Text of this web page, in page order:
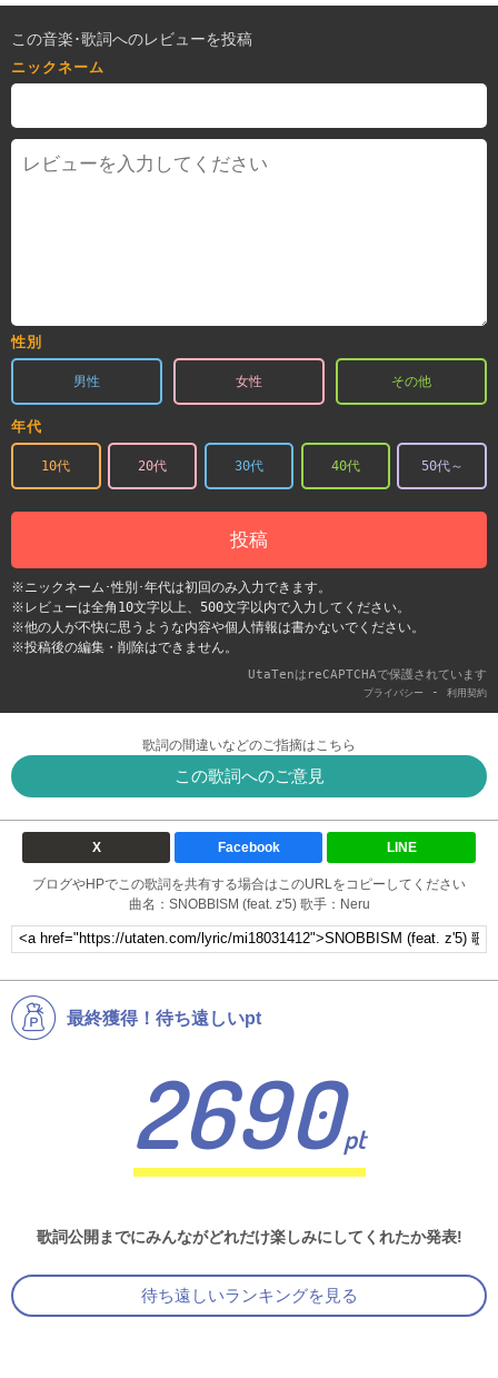
この音楽･歌詞へのレビューを投稿
ニックネーム
性別
男性 女性 その他
年代
10代 20代 30代 40代 50代～
投稿
※ニックネーム･性別･年代は初回のみ入力できます。
※レビューは全角10文字以上、500文字以内で入力してください。
※他の人が不快に思うような内容や個人情報は書かないでください。
※投稿後の編集・削除はできません。
UtaTenはreCAPTCHAで保護されています
プライバシー - 利用契約
歌詞の間違いなどのご指摘はこちら
この歌詞へのご意見
X Facebook LINE
ブログやHPでこの歌詞を共有する場合はこのURLをコピーしてください
曲名：SNOBBISM (feat. z'5) 歌手：Neru
最終獲得！待ち遠しいpt
2690pt
歌詞公開までにみんながどれだけ楽しみにしてくれたか発表!
待ち遠しいランキングを見る